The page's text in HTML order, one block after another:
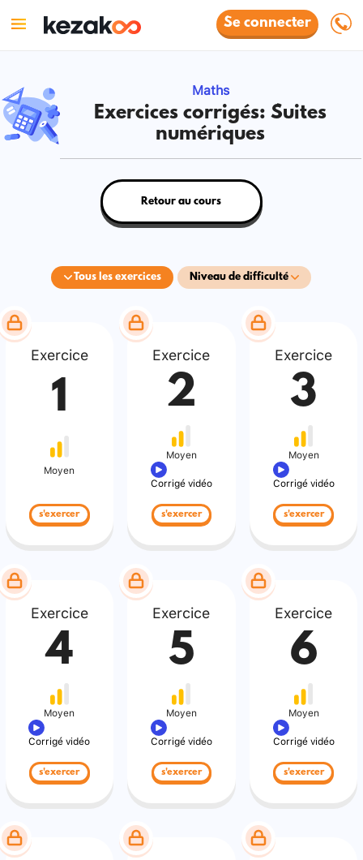
Se connecter
Maths
Exercices corrigés: Suites
numériques
Tous les exercices Niveau de difficulté
Retour au cours
Exercice
1
Moyen
s'exercer
Exercice
2
Moyen
Corrigé vidéo
s'exercer
Exercice
3
Moyen
Corrigé vidéo
s'exercer
Exercice
4
Moyen
Corrigé vidéo
s'exercer
Exercice
5
Moyen
Corrigé vidéo
s'exercer
Exercice
6
Moyen
Corrigé vidéo
s'exercer